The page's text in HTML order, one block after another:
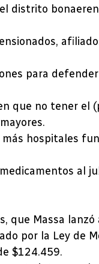
distrito
para
que no tener el
hospitales
al
que Massa
por la Ley de
$124.459.